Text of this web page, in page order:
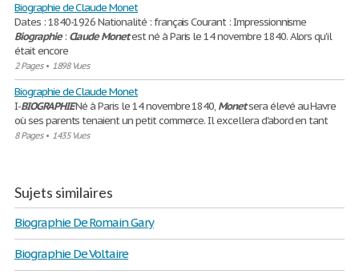
Biographie de Claude Monet
Dates : 1840-1926 Nationalité : français Courant : Impressionnisme
Biographie: Claude Monetest né à Paris le 14 novembre 1840. Alors qu'il
était encore
2 Pages• 1898 Vues
Biographie de Claude Monet
I-BIOGRAPHIENé à Paris le 14 novembre 1840, Monetsera élevé au Havre
où ses parents tenaient un petit commerce. Il excellera d'abord en tant
8 Pages• 1435 Vues
Sujets similaires
Biographie De Romain Gary
Biographie De Voltaire